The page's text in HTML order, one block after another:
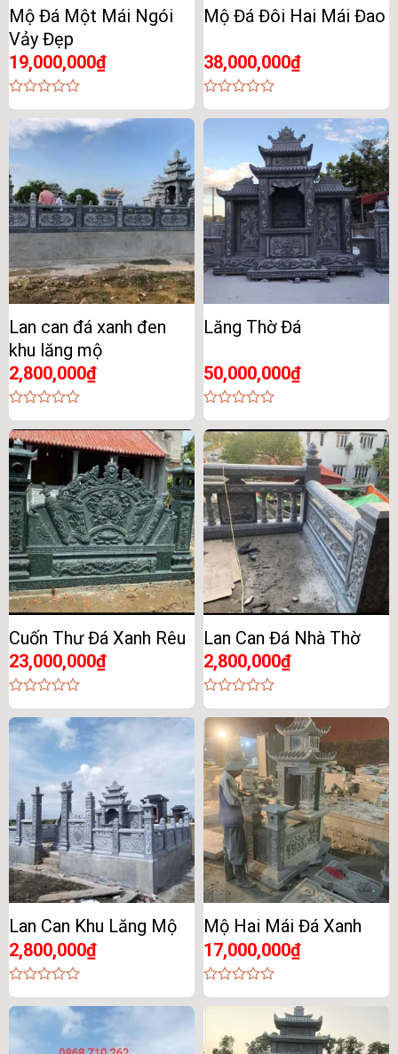
Mộ Đá Một Mái Ngói
Vảy Đẹp
19,000,000₫
0
of
5
Mộ Đá Đôi Hai Mái Đao
38,000,000₫
0
out
Lan can đá xanh đen
khu lăng mộ
2,800,000₫
0
out
of
5
Lăng Thờ Đá
50,000,000₫
0
out
of
5
Cuốn Thư Đá Xanh Rêu
23,000,000₫
0
out
of
5
Lan Can Đá Nhà Thờ
2,800,000₫
0
out
5
Lan Can Khu Lăng Mộ
2,800,000₫
0
out
5
Mộ Hai Mái Đá Xanh
17,000,000₫
0